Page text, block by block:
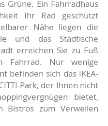
Grüne. Ein Fahrradhaus
Ihr Rad geschützt
Nähe liegen die
und das Städtische
erreichen Sie zu Fuß
Fahrrad. Nur wenige
befinden sich das IKEA-
Park, der Ihnen nicht
bietet,
Bistros zum Verweilen